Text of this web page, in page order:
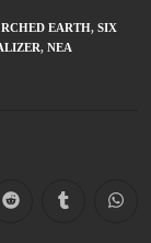
EARTH, SIX
, ΝΈΑ